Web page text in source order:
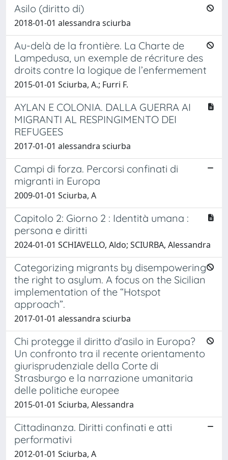
Asilo (diritto di)
2018-01-01 alessandra sciurba
Au-delà de la frontière. La Charte de
Lampedusa, un exemple de récriture des
droits contre la logique de l’enfermement
2015-01-01 Sciurba, A.; Furri F.
AYLAN E COLONIA. DALLA GUERRA AI
MIGRANTI AL RESPINGIMENTO DEI
REFUGEES
2017-01-01 alessandra sciurba
Campi di forza. Percorsi confinati di
migranti in Europa
2009-01-01 Sciurba, A
Capitolo 2: Giorno 2 : Identità umana :
persona e diritti
2024-01-01 SCHIAVELLO, Aldo; SCIURBA, Alessandra
Categorizing migrants by disempowering
the right to asylum. A focus on the Sicilian
implementation of the “Hotspot
approach”.
2017-01-01 alessandra sciurba
Chi protegge il diritto d'asilo in Europa?
Un confronto tra il recente orientamento
giurisprudenziale della Corte di
Strasburgo e la narrazione umanitaria
delle politiche europee
2015-01-01 Sciurba, Alessandra
Cittadinanza. Diritti confinati e atti
performativi
2012-01-01 Sciurba, A